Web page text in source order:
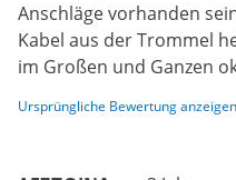
Anschläge vorhanden
Kabel aus der Trommel
im Großen und Ganzen
Ursprüngliche Bewertung anzeigen